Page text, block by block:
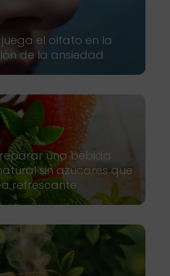
juega el olfato en la
de la ansiedad
una bebida
sin azúcares que
refrescante